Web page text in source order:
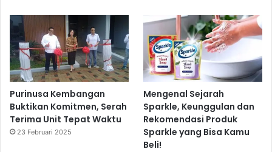
Purinusa Kembangan
Buktikan Komitmen, Serah
Terima Unit Tepat Waktu
23 Februari 2025
Mengenal Sejarah
Sparkle, Keunggulan dan
Rekomendasi Produk
Sparkle yang Bisa Kamu
Beli!